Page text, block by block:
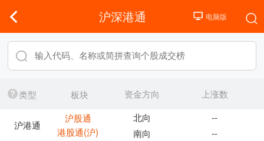
沪深港通
类型 板块
沪港通
沪股通
港股通(沪)
资金方向
上涨数
北向
--
南向
--